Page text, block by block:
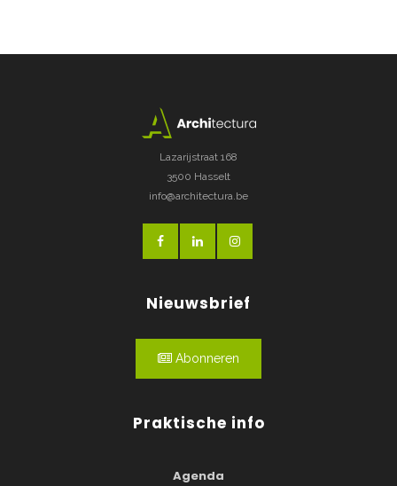
Lazarijstraat 168
3500 Hasselt
info@architectura.be
Nieuwsbrief
Abonneren
Praktische info
Agenda